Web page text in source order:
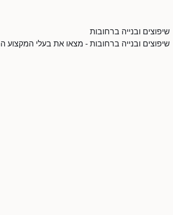
שיפוצים ובנייה ברחובות
שיפוצים ובנייה ברחובות - מצאו את בעלי המקצוע